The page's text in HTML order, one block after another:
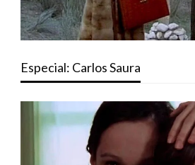
Especial: Carlos Saura